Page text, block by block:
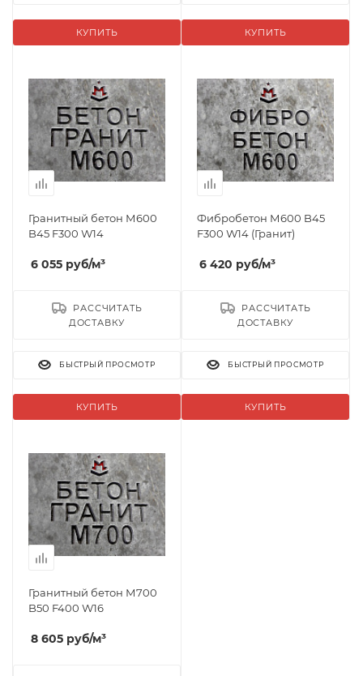
КУПИТЬ КУПИТЬ
Гранитный бетон М600
B45 F300 W14
6 055 руб/м³
КУПИТЬ
РАССЧИТАТЬ
ДОСТАВКУ
БЫСТРЫЙ ПРОСМОТР
Фибробетон М600 B45
F300 W14 (Гранит)
6 420 руб/м³
КУПИТЬ
РАССЧИТАТЬ
ДОСТАВКУ
БЫСТРЫЙ ПРОСМОТР
Гранитный бетон М700
B50 F400 W16
8 605 руб/м³